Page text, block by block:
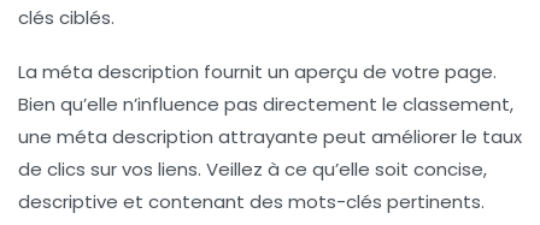
clés ciblés.
La méta description fournit un aperçu de votre page.
Bien qu’elle n’influence pas directement le classement,
une méta description attrayante peut améliorer le taux
de clics sur vos liens. Veillez à ce qu’elle soit concise,
descriptive et contenant des mots-clés pertinents.